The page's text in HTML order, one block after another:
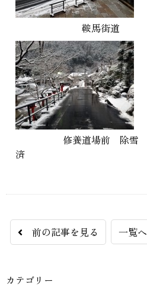
鞍馬街道
修養道場前 除雪
済
前の記事を見る 一覧へ
カテゴリー